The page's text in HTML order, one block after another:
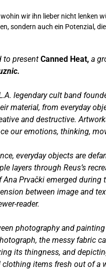
wir ihn lieber nicht lenken
sondern auch ein Potenzial,
to present Canned Heat, a
legendary cult band
material, from everyday
and destructive.
our emotions, thinking,
everyday objects are
layers through Reus’s
Prvački emerged
between image and
reader.
photography and
the messy fabric
its thingness, and
clothing items fresh out of